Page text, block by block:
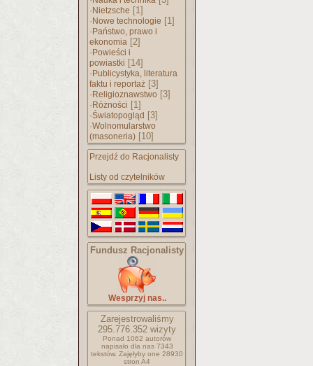
· Nietzsche [1]
· Nowe technologie [1]
· Państwo, prawo i
ekonomia [2]
· Powieści i
powiastki [14]
· Publicystyka, literatura
faktu i reportaż [3]
· Religioznawstwo [3]
· Różności [1]
·Światopogląd [3]
·Wolnomularstwo
(masoneria) [10]
Przejdź do Racjonalisty
Listy od czytelników
Fundusz Racjonalisty
Wesprzyj nas..
Zarejestrowaliśmy
295.776.352 wizyty
Ponad 1062 autorów
napisało dla nas 7343
tekstów. Zajęłyby one 28930
stron A4